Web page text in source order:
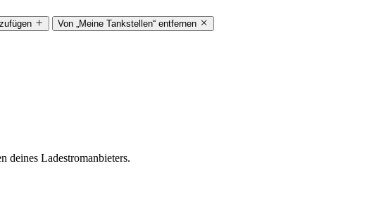
Von „Meine Tankstellen“ entfernen
deines Ladestromanbieters.